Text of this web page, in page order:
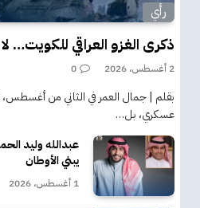
رأي
ذكرى الغزو العراقي للكويت…
2 أغسطس، 2026 0
بقلم | جمال العمر في الثاني من أغسطس،
عسكري، بل…
عبدالله وليد
يبني الأوطان
1 أغسطس، 2026